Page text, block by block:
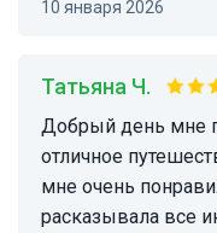
10 января 2026
Татьяна Ч.
Добрый день мне понравило все ставлю
отличное
мне очень
расказывала все